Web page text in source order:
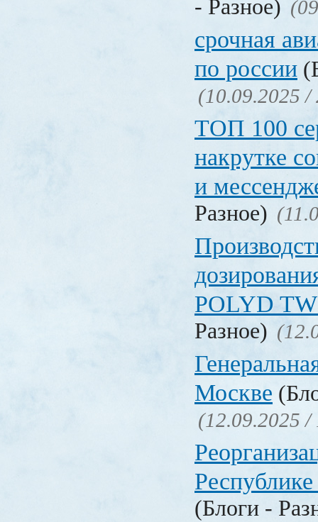
- Разное)
срочная
по россии
(10.09.2025 /
ТОП 100
накрутке
и
Разное)
POLYD
Разное)
Москве
(12.09.2025 /
(Блоги -